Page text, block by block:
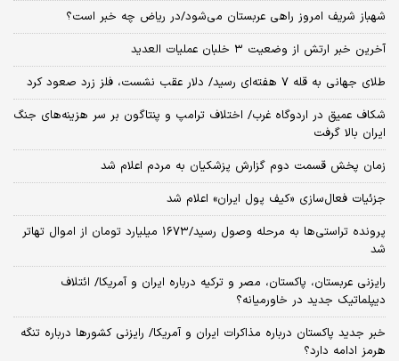
شهباز شریف امروز راهی عربستان می‌شود/در ریاض چه خبر است؟
آخرین خبر ارتش از وضعیت ۳ خلبان عملیات العدید
طلای جهانی به قله ۷ هفته‌ای رسید/ دلار عقب نشست، فلز زرد صعود کرد
شکاف عمیق در اردوگاه غرب/ اختلاف ترامپ و پنتاگون بر سر هزینه‌های جنگ
ایران بالا گرفت
زمان پخش قسمت دوم گزارش پزشکیان به مردم اعلام شد
جزئیات فعال‌سازی «کیف پول ایران» اعلام شد
پرونده تراستی‌ها به مرحله وصول رسید/۱۶۷۳ میلیارد تومان از اموال تهاتر
شد
رایزنی عربستان، پاکستان، مصر و ترکیه درباره ایران و آمریکا/ ائتلاف
دیپلماتیک جدید در خاورمیانه؟
خبر جدید پاکستان درباره مذاکرات ایران و آمریکا/ رایزنی کشورها درباره تنگه
هرمز ادامه دارد؟